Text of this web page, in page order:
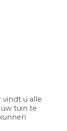
vindt u alle
tuin te